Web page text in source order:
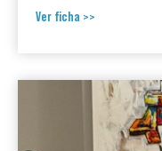
Ver ficha >>